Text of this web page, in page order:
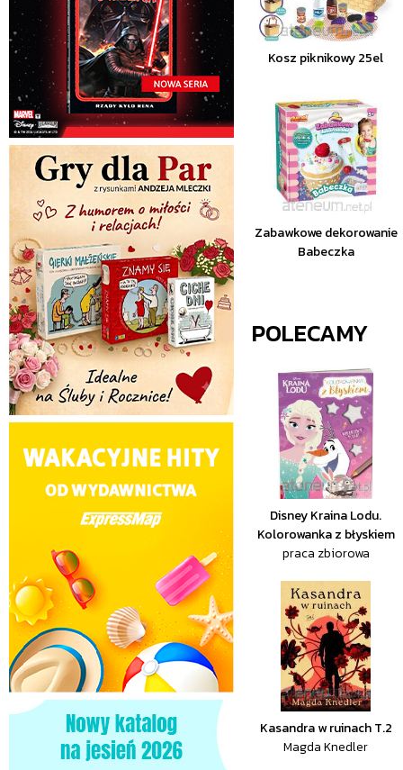
Kosz piknikowy 25el
Zabawkowe dekorowanie
Babeczka
POLECAMY
Disney Kraina Lodu.
Kolorowanka z błyskiem
praca zbiorowa
Kasandra w ruinach T.2
Magda Knedler